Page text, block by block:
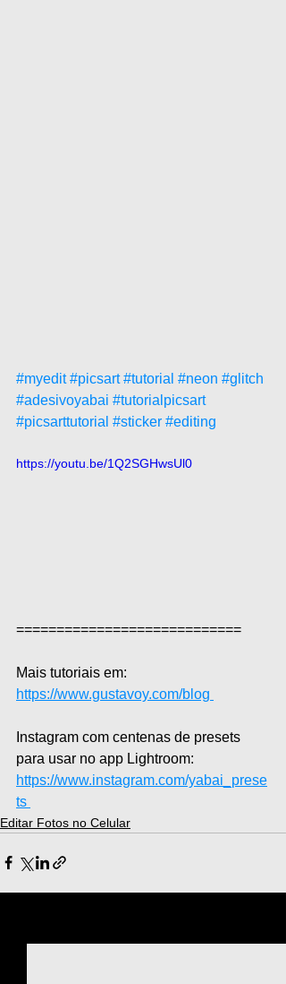
#myedit #picsart #tutorial #neon #glitch
#adesivoyabai #tutorialpicsart
#picsarttutorial #sticker #editing
https://youtu.be/1Q2SGHwsUl0
============================
Mais tutoriais em:
https://www.gustavoy.com/blog
Instagram com centenas de presets
para usar no app Lightroom:
https://www.instagram.com/yabai_prese
ts
Editar Fotos no Celular